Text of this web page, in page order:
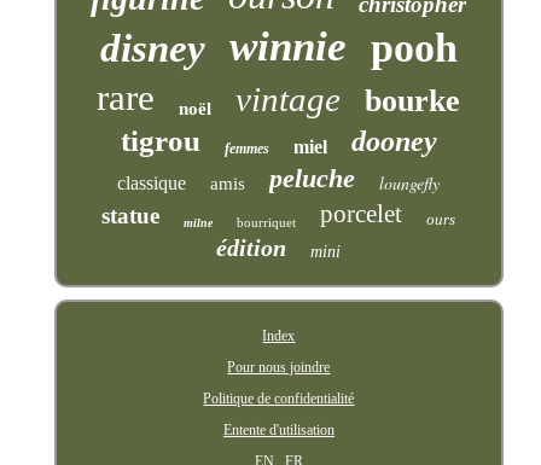
disney winnie pooh
rare noël vintage bourke
tigrou femmes miel dooney
classique amis peluche loungefly
statue milne bourriquet porcelet ours
édition mini
Index
Pour nous joindre
Politique de confidentialité
Entente d'utilisation
EN
FR